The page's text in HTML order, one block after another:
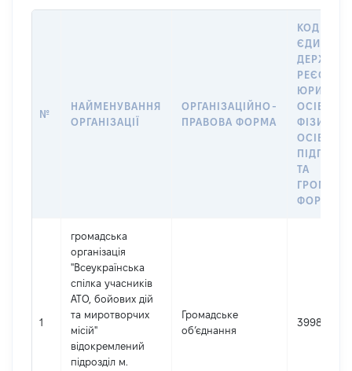
№
НАЙМЕНУВАННЯ
ОРГАНІЗАЦІЇ
ОРГАНІЗАЦІЙНО-
ПРАВОВА ФОРМА
КОД В
РЕЄСТРІ
ОСІБ,
ОСІБ –
ТА
1
громадська
організація
"Всеукраїнська
спілка учасників
АТО, бойових дій
та миротворчих
місій"
відокремлений
підрозділ м.
Громадське
об’єднання
39986390